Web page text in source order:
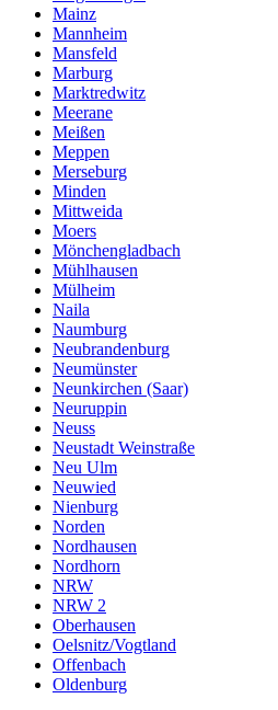
Mainz
Mannheim
Mansfeld
Marburg
Marktredwitz
Meerane
Meißen
Meppen
Merseburg
Minden
Mittweida
Moers
Mönchengladbach
Mühlhausen
Mülheim
Naila
Naumburg
Neubrandenburg
Neumünster
Neunkirchen (Saar)
Neuruppin
Neuss
Neustadt Weinstraße
Neu Ulm
Neuwied
Nienburg
Norden
Nordhausen
Nordhorn
NRW
NRW 2
Oberhausen
Oelsnitz/Vogtland
Offenbach
Oldenburg